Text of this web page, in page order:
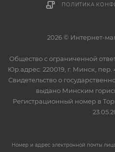
ПОЛИТИКА
2026 © Интернет-
Общество с ограниченной
Юр.адрес: 220019, г. Минск,
Свидетельство о
выдано Минским
Регистрационный номер в
Номер и адрес электронной почты